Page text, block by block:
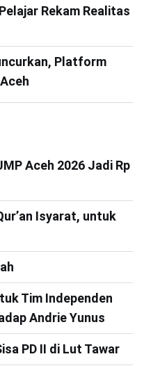
Rekam Realitas
Platform
Aceh 2026 Jadi Rp
Isyarat, untuk
Tim Independen
Andrie Yunus
PD II di Lut Tawar